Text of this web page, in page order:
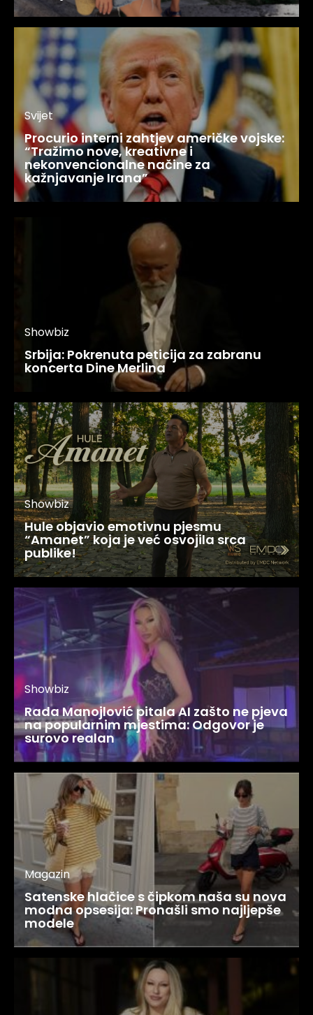
Svijet
Procurio interni zahtjev američke vojske:
“Tražimo nove, kreativne i
nekonvencionalne načine za
kažnjavanje Irana”
Showbiz
Srbija: Pokrenuta peticija za zabranu
koncerta Dine Merlina
Showbiz
Hule objavio emotivnu pjesmu
“Amanet” koja je već osvojila srca
publike!
Showbiz
Rada Manojlović pitala AI zašto ne pjeva
na popularnim mjestima: Odgovor je
surovo realan
Magazin
Satenske hlačice s čipkom naša su nova
modna opsesija: Pronašli smo najljepše
modele